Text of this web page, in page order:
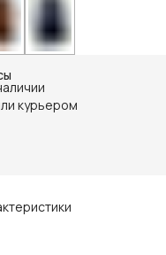
курьером